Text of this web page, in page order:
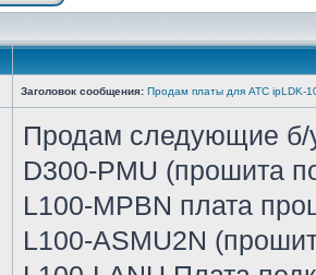
Заголовок сообщения: Продам платы для АТС ipLDK-
Продам следующие б/
D300-PMU (прошита
L100-MPBN плата
L100-ASMU2N